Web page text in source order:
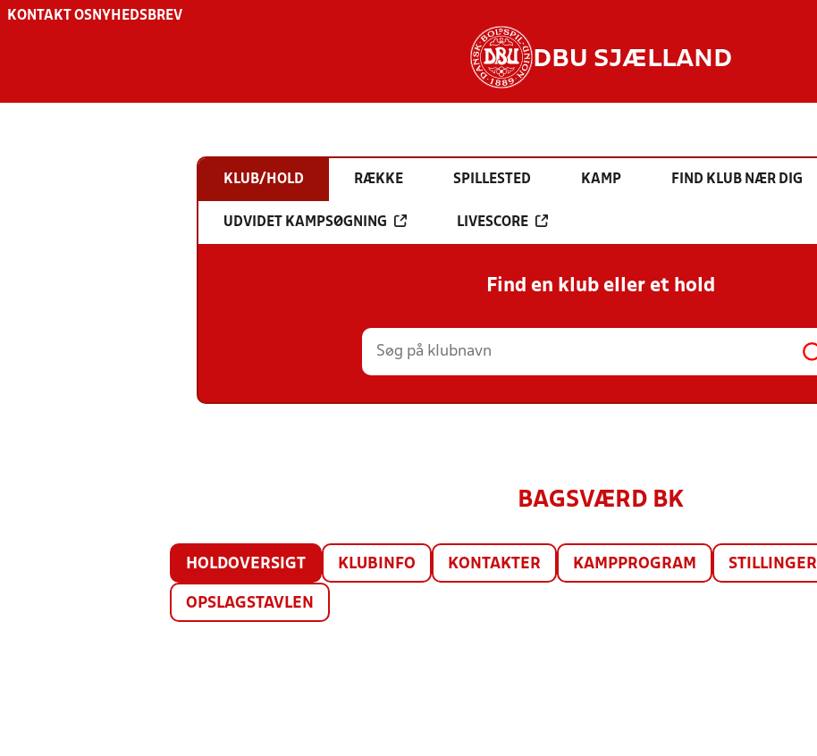
KONTAKT OS NYHEDSBREV
DBU SJÆLLAND
KLUB/HOLD RÆKKE SPILLESTED KAMP FIND KLUB NÆR DIG
UDVIDET KAMPSØGNING LIVESCORE
Find en klub eller et hold
BAGSVÆRD BK
HOLDOVERSIGT KLUBINFO KONTAKTER KAMPPROGRAM STILLINGER
OPSLAGSTAVLEN